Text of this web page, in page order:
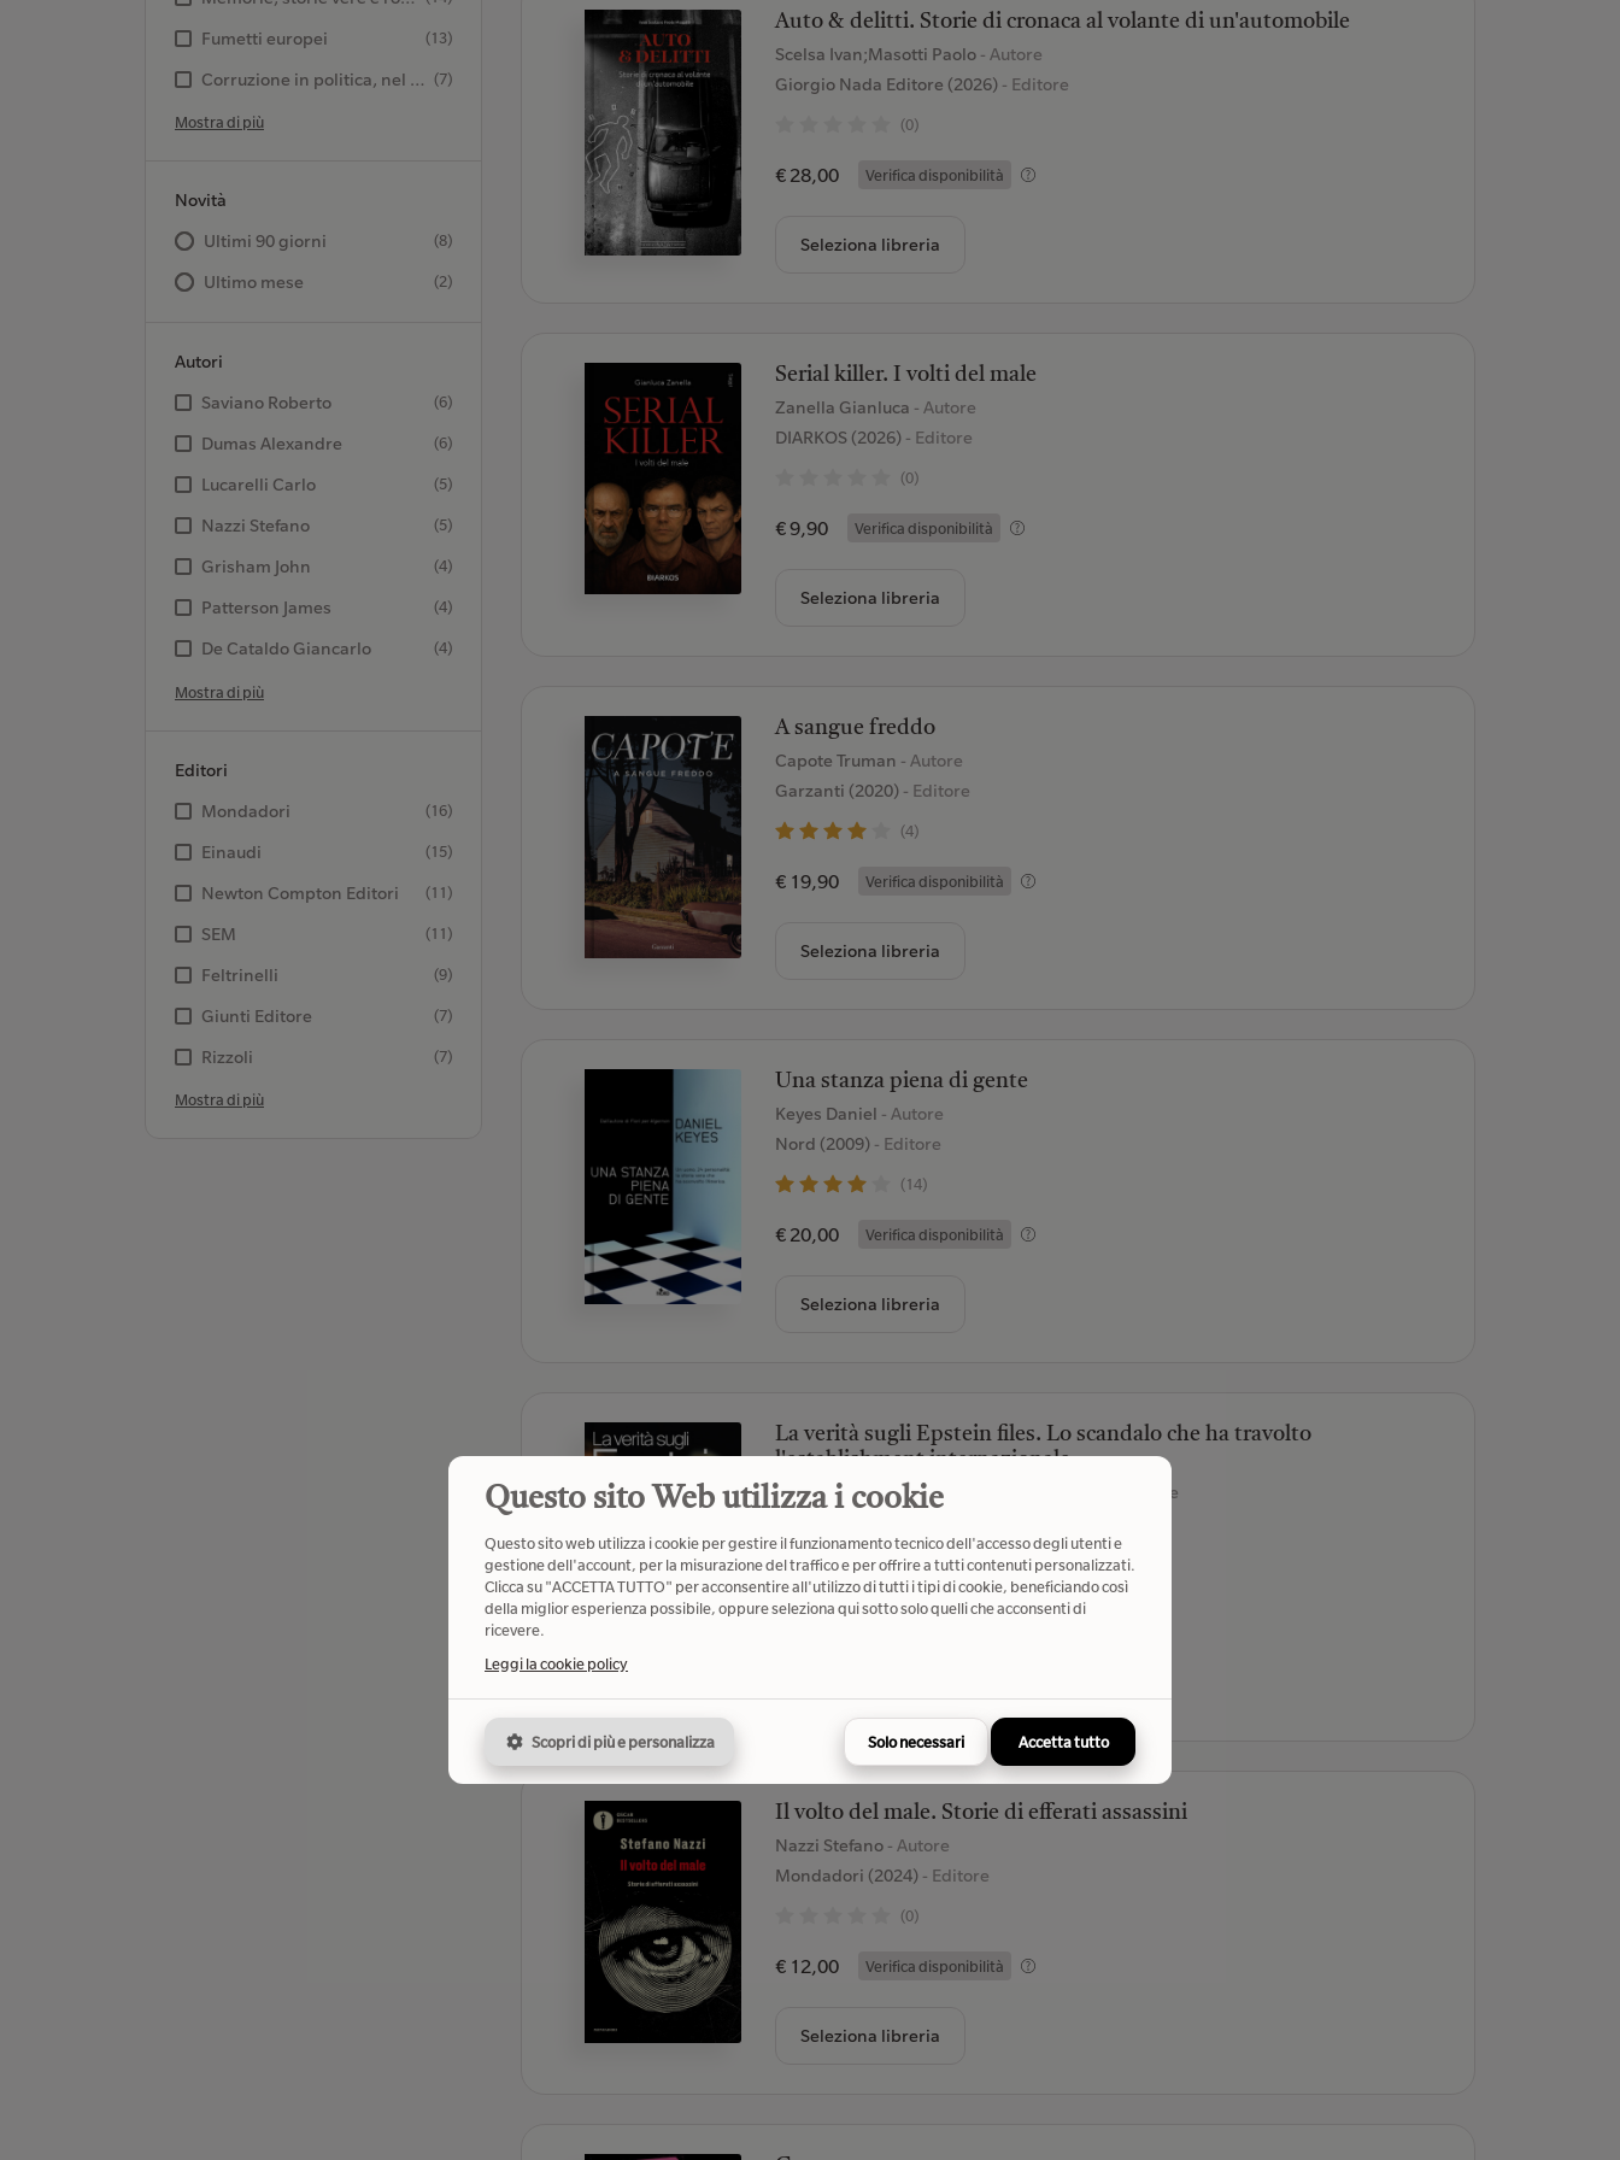
Fumetti europei (13)
Corruzione in politica, nel governo e nella società (7)
Mostra di più
Novità
Ultimi 90 giorni
(8)
Ultimo mese (2)
Autori
Saviano Roberto
(6)
Dumas Alexandre (6)
Lucarelli Carlo (5)
Nazzi Stefano (5)
Grisham John (4)
Patterson James (4)
De Cataldo Giancarlo (4)
Mostra di più
Editori
Mondadori
(16)
Einaudi (15)
Newton Compton Editori (11)
SEM (11)
Feltrinelli (9)
Giunti Editore (7)
Rizzoli (7)
Mostra di più
Auto & delitti. Storie di cronaca al volante di un'automobile
Scelsa Ivan;Masotti Paolo - Autore
Giorgio Nada Editore (2026)- Editore
(0)
€ 28,00 Verifica disponibilità
Seleziona libreria
Serial killer. I volti del male
Zanella Gianluca - Autore
DIARKOS (2026)- Editore
(0)
€ 9,90 Verifica disponibilità
Seleziona libreria
A sangue freddo
Capote Truman - Autore
Garzanti (2020)- Editore
(4)
€ 19,90 Verifica disponibilità
Seleziona libreria
Una stanza piena di gente
Keyes Daniel - Autore
Nord (2009)- Editore
(14)
€ 20,00 Verifica disponibilità
Seleziona libreria
La verità sugli Epstein files. Lo scandalo che ha travolto
l'establishment internazionale
Patterson James;Connolly John;Malloy Tim
- Autore
(0)
€ 19,00 Verifica disponibilità
Il volto del male. Storie di efferati assassini
Nazzi Stefano - Autore
Mondadori (2024)- Editore
(0)
€ 12,00 Verifica disponibilità
Seleziona libreria
Questo sito Web utilizza i cookie
Questo sito web utilizza i cookie per gestire il funzionamento tecnico dell'accesso degli utenti e
gestione dell'account, per la misurazione del traffico e per offrire a tutti contenuti personalizzati.
Clicca su "ACCETTA TUTTO" per acconsentire all'utilizzo di tutti i tipi di cookie, beneficiando così
della miglior esperienza possibile, oppure seleziona qui sotto solo quelli che acconsenti di
ricevere.
Leggi la cookie policy
Scopri di più e personalizza Solo necessari Accetta tutto